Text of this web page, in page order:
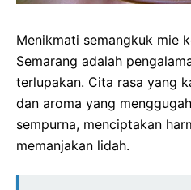
Menikmati semangkuk mie
Semarang adalah
terlupakan. Cita rasa yang
dan aroma yang
sempurna, menciptakan
memanjakan lidah.